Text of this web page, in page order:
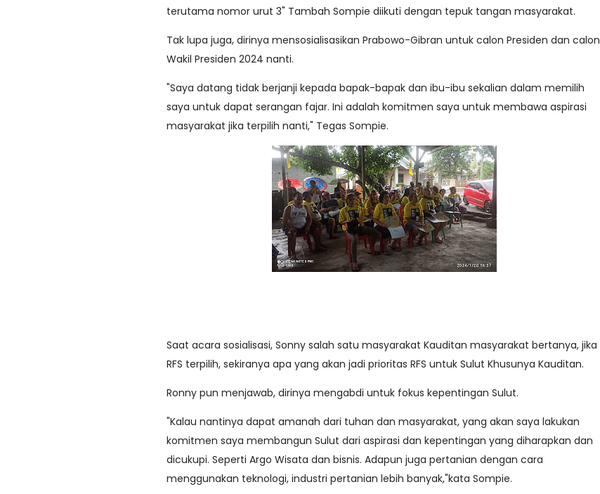
terutama nomor urut 3" Tambah Sompie diikuti dengan tepuk tangan masyarakat.
Tak lupa juga, dirinya mensosialisasikan Prabowo-Gibran untuk calon Presiden dan calon
Wakil Presiden 2024 nanti.
"Saya datang tidak berjanji kepada bapak-bapak dan ibu-ibu sekalian dalam memilih
saya untuk dapat serangan fajar. Ini adalah komitmen saya untuk membawa aspirasi
masyarakat jika terpilih nanti," Tegas Sompie.
Saat acara sosialisasi, Sonny salah satu masyarakat Kauditan masyarakat bertanya, jika
RFS terpilih, sekiranya apa yang akan jadi prioritas RFS untuk Sulut Khusunya Kauditan.
Ronny pun menjawab, dirinya mengabdi untuk fokus kepentingan Sulut.
"Kalau nantinya dapat amanah dari tuhan dan masyarakat, yang akan saya lakukan
komitmen saya membangun Sulut dari aspirasi dan kepentingan yang diharapkan dan
dicukupi. Seperti Argo Wisata dan bisnis. Adapun juga pertanian dengan cara
menggunakan teknologi, industri pertanian lebih banyak,"kata Sompie.